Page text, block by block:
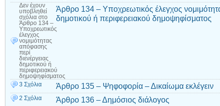
Δεν έχουν
υποβληθεί
σχόλια στο
Άρθρο 134 –
Υποχρεωτικός
έλεγχος
νομιμότητας
απόφασης
περί
διενέργειας
δημοτικού ή
περιφερειακού
δημοψηφίσματος
Άρθρο 134 – Υποχρεωτικός έλεγχος
δημοτικού ή περιφερειακού δημοψηφίσματος
3 Σχόλια Άρθρο 135 – Ψηφοφορία – Δικαίωμα εκλέγειν
2 Σχόλια Άρθρο 136 – Δημόσιος διάλογος